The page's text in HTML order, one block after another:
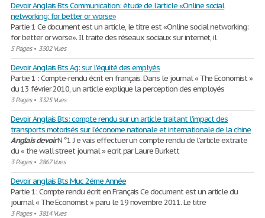
Devoir Anglais Bts Communication: étude de l'article «Online social
networking: for better or worse»
Partie 1 Ce document est un article, le titre est «Online social networking:
for better or worse». Il traite des réseaux sociaux sur internet, il
5 Pages• 3502 Vues
Devoir Anglais Bts Ag: sur l'équité des emplyés
Partie 1 : Compte-rendu écrit en français. Dans le journal « The Economist »
du 13 février 2010, un article explique la perception des employés
3 Pages• 3325 Vues
Devoir Anglais Bts: compte rendu sur un article traitant l’impact des
transports motorisés sur l’économe nationale et internationale de la chine
Anglais devoirN °1 J e vais effectuer un compte rendu de l’article extraite
du « the wall street journal » ecrit par Laure Burkett
3 Pages• 2867 Vues
Devoir anglais Bts Muc 2éme Année
Partie 1: Compte rendu écrit en Français Ce document est un article du
journal « The Economist » paru le 19 novembre 2011. Le titre
3 Pages• 3814 Vues